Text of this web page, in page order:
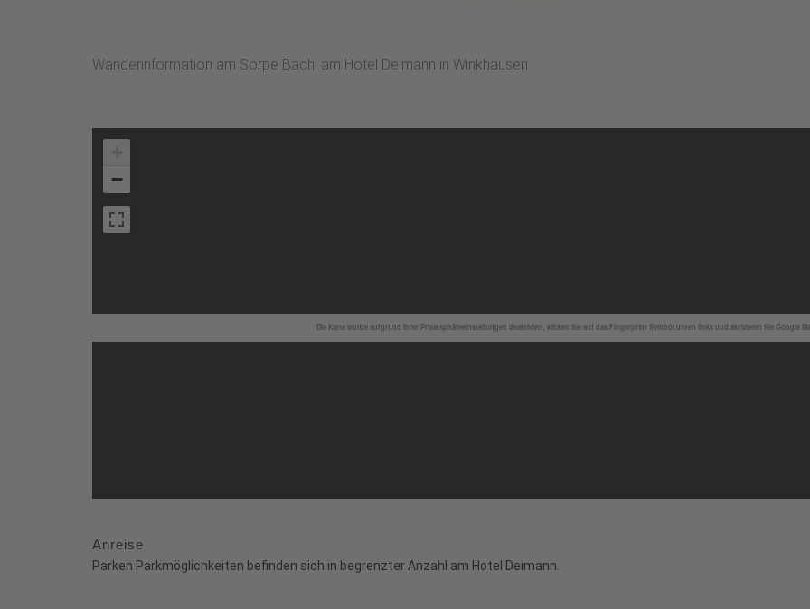
Wanderinformation am Sorpe Bach, am Hotel Deimann in Winkhausen.
Die Karte wurde aufgrund Ihrer Privatsphäreeinstellungen deaktiviert, klicken Sie auf das Fingerprint Symbol unten links und aktivieren Sie Google
−
Anreise
Parken Parkmöglichkeiten befinden sich in begrenzter Anzahl am Hotel Deimann.